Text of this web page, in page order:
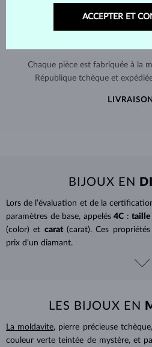
Chaque pièce est fabriquée à la
République tchèque et
BIJOUX EN
Lors de l’évaluation et de la
paramètres de base, appelés 4C : taille
(color) et carat (carat). Ces
prix d’un diamant.
LES BIJOUX EN
La moldavite, pierre précieuse
couleur verte teintée de mystère, et
ACCEPTER ET